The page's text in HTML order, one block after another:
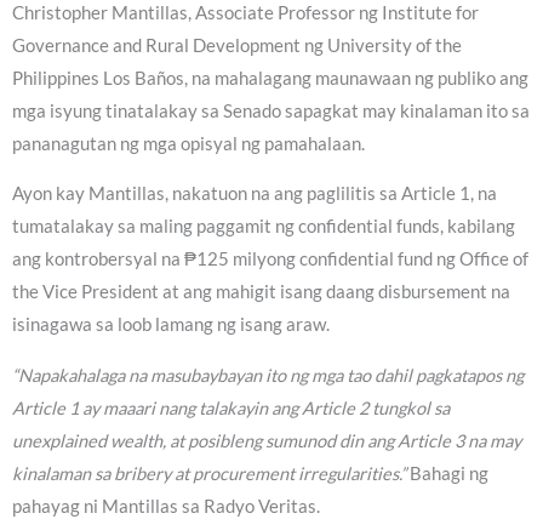
Christopher Mantillas, Associate Professor ng Institute for
Governance and Rural Development ng University of the
Philippines Los Baños, na mahalagang maunawaan ng publiko ang
mga isyung tinatalakay sa Senado sapagkat may kinalaman ito sa
pananagutan ng mga opisyal ng pamahalaan.
Ayon kay Mantillas, nakatuon na ang paglilitis sa Article 1, na
tumatalakay sa maling paggamit ng confidential funds, kabilang
ang kontrobersyal na ₱125 milyong confidential fund ng Office of
the Vice President at ang mahigit isang daang disbursement na
isinagawa sa loob lamang ng isang araw.
“Napakahalaga na masubaybayan ito ng mga tao dahil pagkatapos ng
Article 1 ay maaari nang talakayin ang Article 2 tungkol sa
unexplained wealth, at posibleng sumunod din ang Article 3 na may
kinalaman sa bribery at procurement irregularities.”Bahagi ng
pahayag ni Mantillas sa Radyo Veritas.